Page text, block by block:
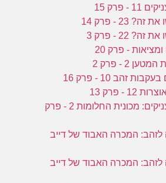
13:00 - השיפוצניקים: מכונית החלומות 2 - פרק
לזהב: המכרה האבוד של דייב
לזהב: המכרה האבוד של דייב